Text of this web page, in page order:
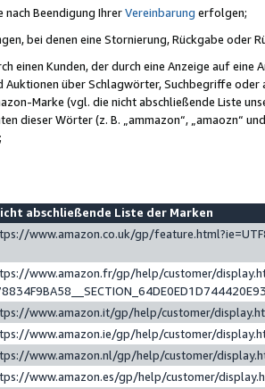
Beendigung IhrerVereinbarung erfolgen;
bei denen eine Stornierung, Rückgabe oder
einen Kunden, der durch eine Anzeige auf
Auktionen über Schlagwörter, Suchbegriffe
Marke (vgl. die nicht abschließende Liste
dieser Wörter (z. B. „ammazon“, „amaozn“
abschließende Liste der Marken
www.amazon.co.uk/gp/
www.amazon.fr/gp/help/customer/
www.amazon.it/gp/help/customer/
www.amazon.ie/gp/help/customer/
www.amazon.nl/gp/help/customer/
www.amazon.es/gp/help/customer/